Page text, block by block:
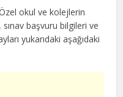
okul ve kolejlerin
başvuru bilgileri ve
yukarıdaki aşağıdaki